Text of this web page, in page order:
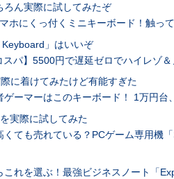
ろん実際に試してみたぞ
ホにくっ付くミニキーボード！触っ
Keyboard」はいいぞ
スパ】5500円で遅延ゼロでハイレゾ
際に着けてみたけど有能すぎた
ゲーマーはこのキーボード！ 1万円台
実際に試してみた
くても売れている？PCゲーム専用機
これを選ぶ！最強ビジネスノート「